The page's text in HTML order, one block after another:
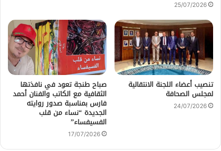
25/07/2026
تنصيب أعضاء اللجنة الانتقالية
لمجلس الصحافة
24/07/2026
صباح طنجة تعود في نافذتها
الثقافية مع الكاتب والفنان أحمد
فارس بمناسبة صدور روايته
الجديدة “نساء من قلب
الفسيفساء”
17/07/2026